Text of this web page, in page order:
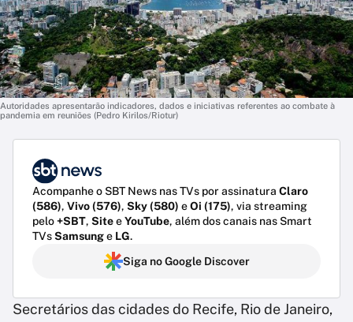
Autoridades apresentarão indicadores, dados e iniciativas referentes ao combate à
pandemia em reuniões (Pedro Kirilos/Riotur)
Acompanhe o SBT News nas TVs por assinatura Claro
(586), Vivo (576), Sky (580) eOi (175), via streaming
pelo+SBT, SiteeYouTube, além dos canais nas Smart
TVsSamsunge LG.
Siga no Google Discover
Secretários das cidades do Recife, Rio de Janeiro,